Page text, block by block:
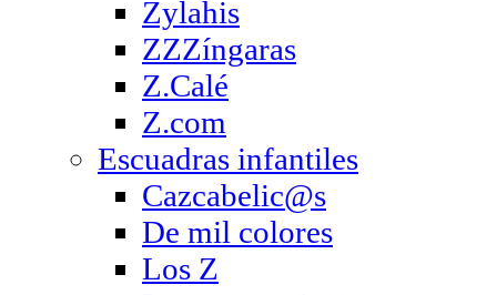
Zylahis
ZZZíngaras
Z.Calé
Z.com
Escuadras infantiles
Cazcabelic@s
De mil colores
Los Z